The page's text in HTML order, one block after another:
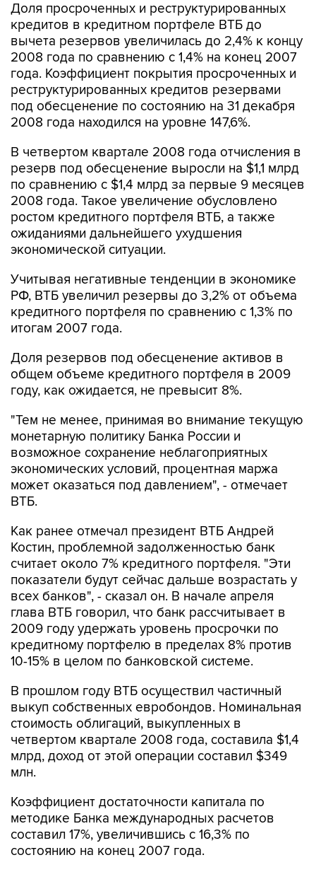
Доля просроченных и реструктурированных
кредитов в кредитном портфеле ВТБ до
вычета резервов увеличилась до 2,4% к концу
2008 года по сравнению с 1,4% на конец 2007
года. Коэффициент покрытия просроченных и
реструктурированных кредитов резервами
под обесценение по состоянию на 31 декабря
2008 года находился на уровне 147,6%.
В четвертом квартале 2008 года отчисления в
резерв под обесценение выросли на $1,1 млрд
по сравнению с $1,4 млрд за первые 9 месяцев
2008 года. Такое увеличение обусловлено
ростом кредитного портфеля ВТБ, а также
ожиданиями дальнейшего ухудшения
экономической ситуации.
Учитывая негативные тенденции в экономике
РФ, ВТБ увеличил резервы до 3,2% от объема
кредитного портфеля по сравнению с 1,3% по
итогам 2007 года.
Доля резервов под обесценение активов в
общем объеме кредитного портфеля в 2009
году, как ожидается, не превысит 8%.
"Тем не менее, принимая во внимание текущую
монетарную политику Банка России и
возможное сохранение неблагоприятных
экономических условий, процентная маржа
может оказаться под давлением", - отмечает
ВТБ.
Как ранее отмечал президент ВТБ Андрей
Костин, проблемной задолженностью банк
считает около 7% кредитного портфеля. "Эти
показатели будут сейчас дальше возрастать у
всех банков", - сказал он. В начале апреля
глава ВТБ говорил, что банк рассчитывает в
2009 году удержать уровень просрочки по
кредитному портфелю в пределах 8% против
10-15% в целом по банковской системе.
В прошлом году ВТБ осуществил частичный
выкуп собственных евробондов. Номинальная
стоимость облигаций, выкупленных в
четвертом квартале 2008 года, составила $1,4
млрд, доход от этой операции составил $349
млн.
Коэффициент достаточности капитала по
методике Банка международных расчетов
составил 17%, увеличившись с 16,3% по
состоянию на конец 2007 года.